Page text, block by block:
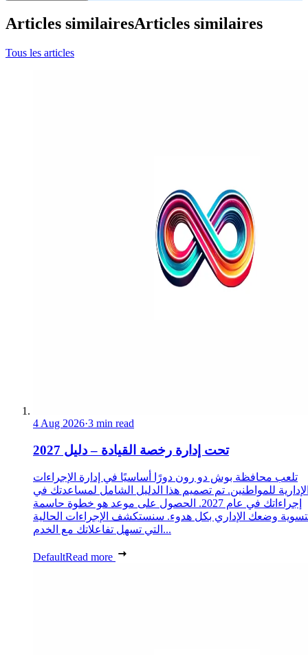
Articles similairesArticles similaires
Tous les articles
4 Aug 2026·3 min read
تحت إدارة رخصة القيادة – دليل 2027
تلعب محافظة بوش دو رون دورًا أساسيًا في إدارة الإجراءات
للمواطنين. تم تصميم هذا الدليل الشامل لمساعدتك في
إجراءاتك في عام 2027. الحصول على موعد هو خطوة حاسمة
وضعك الإداري بكل هدوء. سنستكشف الإجراءات الحالية
التي تسهل تفاعلاتك مع الخدم...
DefaultRead more